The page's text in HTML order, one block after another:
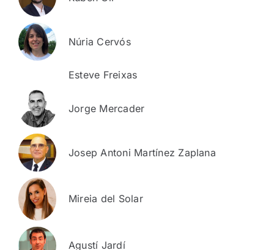
Núria Cervós
Esteve Freixas
Jorge Mercader
Josep Antoni Martínez Zaplana
Mireia del Solar
Agustí Jardí